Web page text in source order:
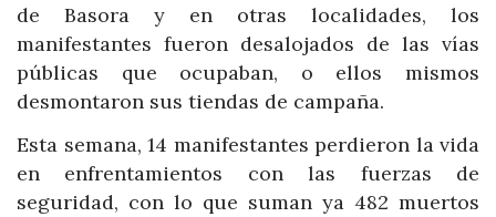
de Basora y en otras localidades, los
manifestantes fueron desalojados de las vías
públicas que ocupaban, o ellos mismos
desmontaron sus tiendas de campaña.
Esta semana, 14 manifestantes perdieron la vida
en enfrentamientos con las fuerzas de
seguridad, con lo que suman ya 482 muertos